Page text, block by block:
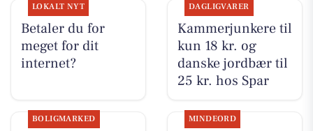
LOKALT NYT
Betaler du for
meget for dit
internet?
DAGLIGVARER
Kammerjunkere til
kun 18 kr. og
danske jordbær til
25 kr. hos Spar
BOLIGMARKED MINDEORD